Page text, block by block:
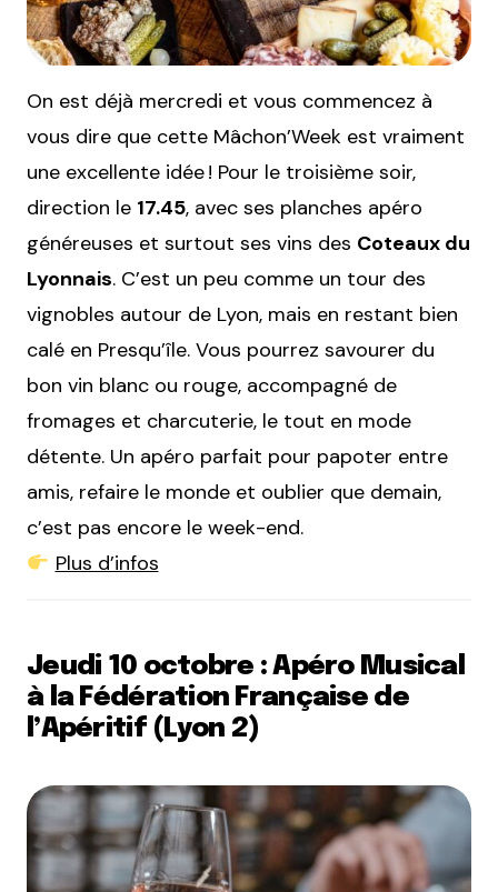
On est déjà mercredi et vous commencez à
vous dire que cette Mâchon’Week est vraiment
une excellente idée ! Pour le troisième soir,
direction le 17.45, avec ses planches apéro
généreuses et surtout ses vins des Coteaux du
Lyonnais. C’est un peu comme un tour des
vignobles autour de Lyon, mais en restant bien
calé en Presqu’île. Vous pourrez savourer du
bon vin blanc ou rouge, accompagné de
fromages et charcuterie, le tout en mode
détente. Un apéro parfait pour papoter entre
amis, refaire le monde et oublier que demain,
c’est pas encore le week-end.
Plus d’infos
Jeudi 10 octobre : Apéro Musical
à la Fédération Française de
l’Apéritif (Lyon 2)